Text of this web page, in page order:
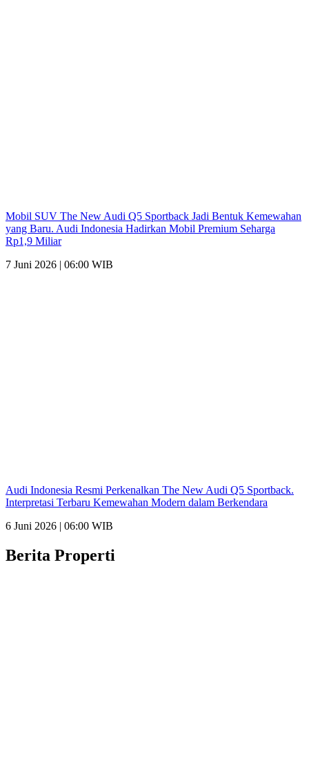
Mobil SUV The New Audi Q5 Sportback Jadi Bentuk Kemewahan
yang Baru. Audi Indonesia Hadirkan Mobil Premium Seharga
Rp1,9 Miliar
7 Juni 2026 | 06:00 WIB
Audi Indonesia Resmi Perkenalkan The New Audi Q5 Sportback.
Interpretasi Terbaru Kemewahan Modern dalam Berkendara
6 Juni 2026 | 06:00 WIB
Berita Properti